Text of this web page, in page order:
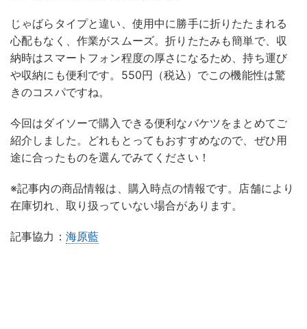
じゃばらタイプと違い、使用中に勝手に折りたたまれる
心配もなく、作業がスムーズ。折りたたみも簡単で、収
納時はスマートフォン程度の厚さになるため、持ち運び
や収納にも便利です。550円（税込）でこの機能性は驚
きのコスパですね。
今回はダイソーで購入できる便利なバケツをまとめてご
紹介しました。どれもとってもおすすめなので、ぜひ用
途に合ったものを選んでみてください！
※記事内の商品情報は、購入時点の情報です。店舗により
在庫切れ、取り扱っていない場合があります。
記事協力： 海原藍